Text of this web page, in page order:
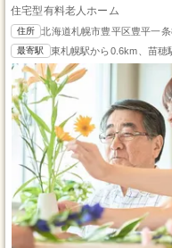
住宅型有料老人ホーム
住所 北海道札幌市豊平区豊平一条
最寄駅 東札幌駅から0.6km、苗